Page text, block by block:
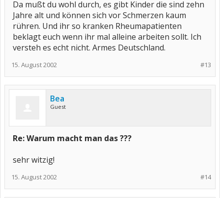
Da mußt du wohl durch, es gibt Kinder die sind zehn
Jahre alt und können sich vor Schmerzen kaum
rühren. Und ihr so kranken Rheumapatienten
beklagt euch wenn ihr mal alleine arbeiten sollt. Ich
versteh es echt nicht. Armes Deutschland.
#13
15. August 2002
Bea
Guest
Re: Warum macht man das ???
sehr witzig!
#14
15. August 2002